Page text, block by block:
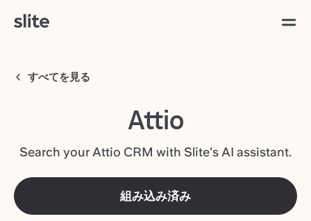
すべてを見る
Attio
Search your Attio CRM with Slite's AI assistant.
組み込み済み